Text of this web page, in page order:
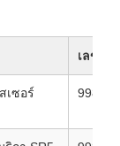
เลขส่ว
เซอร์